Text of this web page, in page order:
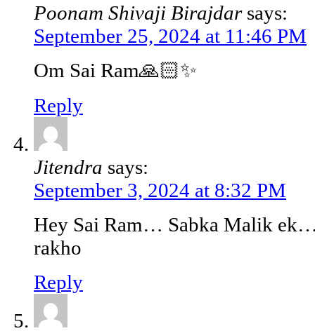
Poonam Shivaji Birajdar says:
September 25, 2024 at 11:46 PM
Om Sai Ram🙏🏻✨
Reply
Jitendra says:
September 3, 2024 at 8:32 PM
Hey Sai Ram… Sabka Malik
rakho
Reply